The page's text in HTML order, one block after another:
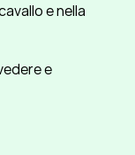
e nella
e